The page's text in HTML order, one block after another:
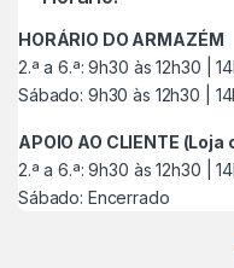
HORÁRIO DO ARMAZÉM
2.ª a 6.ª: 9h30 às 12h30 |
Sábado: 9h30 às 12h30 |
APOIO AO CLIENTE (Loja
2.ª a 6.ª: 9h30 às 12h30 |
Sábado: Encerrado